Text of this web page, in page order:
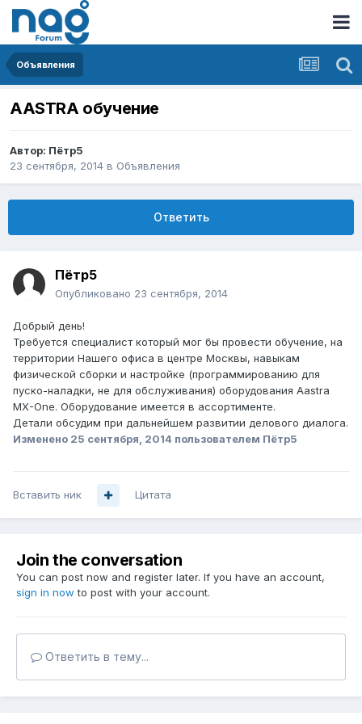
Объявления
AASTRA обучение
Автор: Пётр5
23 сентября, 2014 в Объявления
Ответить
Пётр5
Опубликовано 23 сентября, 2014
Добрый день!
Требуется специалист который мог бы провести обучение, на
территории Нашего офиса в центре Москвы, навыкам
физической сборки и настройке (программированию для
пуско-наладки, не для обслуживания) оборудования Aastra
MX-One. Оборудование имеется в ассортименте.
Детали обсудим при дальнейшем развитии делового диалога.
Изменено 25 сентября, 2014 пользователем Пётр5
Вставить ник Цитата
Join the conversation
You can post now and register later. If you have an account,
sign in now to post with your account.
Ответить в тему...